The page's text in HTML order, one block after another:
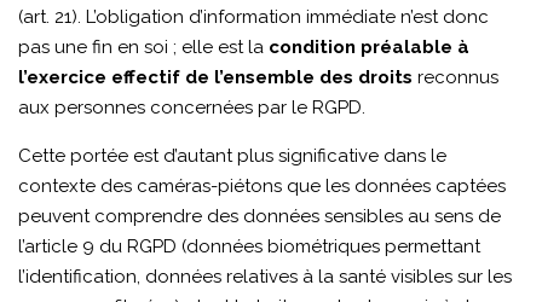
(art. 21). L’obligation d’information immédiate n’est donc
pas une fin en soi ; elle est la condition préalable à
l’exercice effectif de l’ensemble des droits reconnus
aux personnes concernées par le RGPD.
Cette portée est d’autant plus significative dans le
contexte des caméras-piétons que les données captées
peuvent comprendre des données sensibles au sens de
l’article 9 du RGPD (données biométriques permettant
l’identification, données relatives à la santé visibles sur les